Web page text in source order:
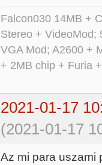
Falcon030 14MB +
Stereo + VideoMod;
VGA Mod; A2600 +
+ 2MB chip + Furia
2021-01-17
(2021-01-17
Az mi para uszami